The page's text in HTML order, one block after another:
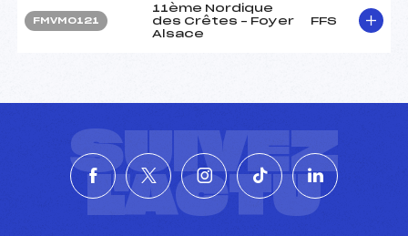
FMVM0121
11ème Nordique
des Crêtes – Foyer
Alsace
FFS
SUIVEZ
L'ACTU